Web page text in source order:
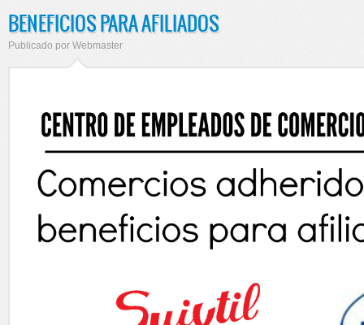
BENEFICIOS PARA AFILIADOS
Publicado por Webmaster